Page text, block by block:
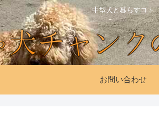
中型犬と暮らすコト
お問い合わせ